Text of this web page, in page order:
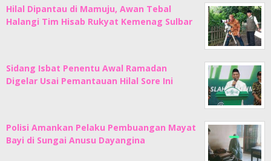
Hilal Dipantau di Mamuju, Awan Tebal
Halangi Tim Hisab Rukyat Kemenag Sulbar
Sidang Isbat Penentu Awal Ramadan
Digelar Usai Pemantauan Hilal Sore Ini
Polisi Amankan Pelaku Pembuangan Mayat
Bayi di Sungai Anusu Dayangina